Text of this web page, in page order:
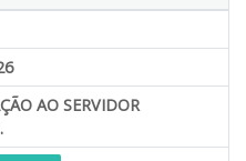
AO SERVIDOR